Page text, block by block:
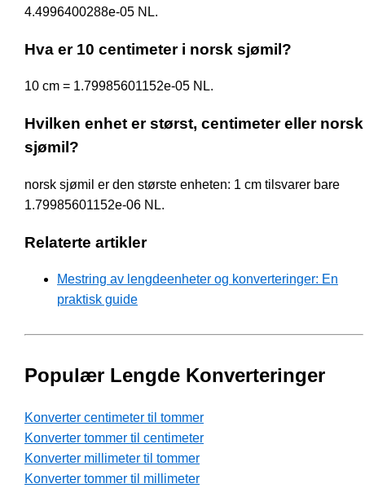
4.4996400288e-05 NL.
Hva er 10 centimeter i norsk sjømil?
10 cm = 1.79985601152e-05 NL.
Hvilken enhet er størst, centimeter eller norsk
sjømil?
norsk sjømil er den største enheten: 1 cm tilsvarer bare
1.79985601152e-06 NL.
Relaterte artikler
Mestring av lengdeenheter og konverteringer: En
praktisk guide
Populær Lengde Konverteringer
Konverter centimeter til tommer
Konverter tommer til centimeter
Konverter millimeter til tommer
Konverter tommer til millimeter